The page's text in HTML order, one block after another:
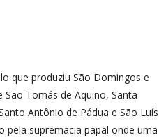
que produziu São Domingos e
São Tomás de Aquino, Santa
Antônio de Pádua e São Luís
pela supremacia papal onde uma